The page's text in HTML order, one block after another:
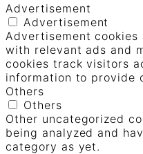
Advertisement
Advertisement
Advertisement
with relevant ads and
cookies track visitors
information to provide
Others
Others
Other uncategorized
being analyzed and
category as yet.